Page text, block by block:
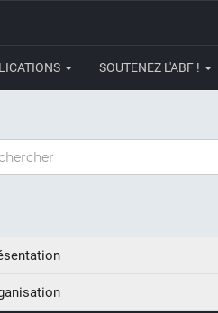
SOUTENEZ L'ABF !